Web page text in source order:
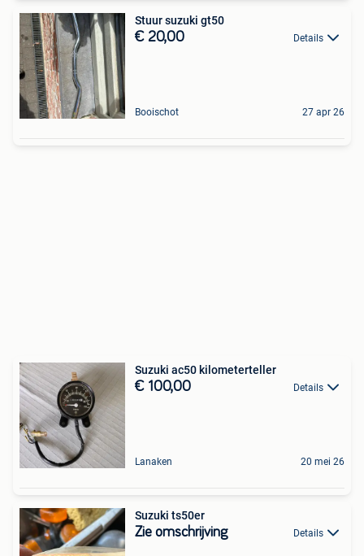
Stuur suzuki gt50
€ 20,00 Details
Booischot 27 apr 26
Suzuki ac50 kilometerteller
€ 100,00 Details
Lanaken 20 mei 26
Suzuki ts50er
Zie omschrijving Details